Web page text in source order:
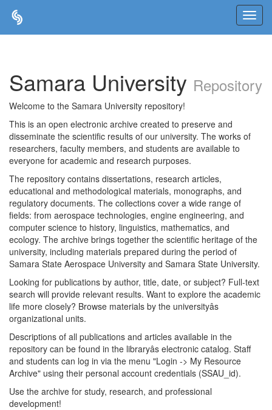
Samara University Repository
Welcome to the Samara University repository!
This is an open electronic archive created to preserve and
disseminate the scientific results of our university. The works of
researchers, faculty members, and students are available to
everyone for academic and research purposes.
The repository contains dissertations, research articles,
educational and methodological materials, monographs, and
regulatory documents. The collections cover a wide range of
fields: from aerospace technologies, engine engineering, and
computer science to history, linguistics, mathematics, and
ecology. The archive brings together the scientific heritage of the
university, including materials prepared during the period of
Samara State Aerospace University and Samara State University.
Looking for publications by author, title, date, or subject? Full-text
search will provide relevant results. Want to explore the academic
life more closely? Browse materials by the universityâs
organizational units.
Descriptions of all publications and articles available in the
repository can be found in the libraryâs electronic catalog. Staff
and students can log in via the menu "Login -> My Resource
Archive" using their personal account credentials (SSAU_id).
Use the archive for study, research, and professional
development!